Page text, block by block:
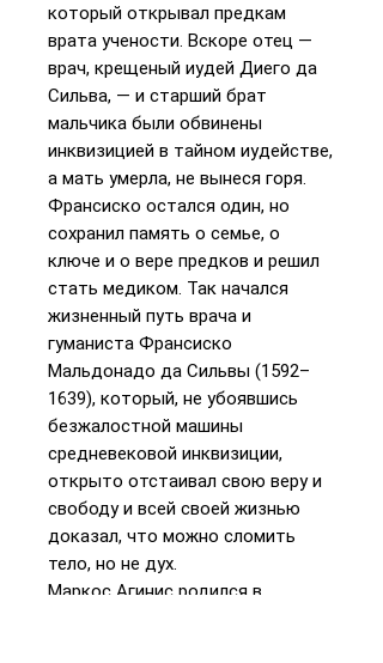
который открывал предкам
врата учености. Вскоре отец —
врач, крещеный иудей Диего да
Сильва, — и старший брат
мальчика были обвинены
инквизицией в тайном иудействе,
а мать умерла, не вынеся горя.
Франсиско остался один, но
сохранил память о семье, о
ключе и о вере предков и решил
стать медиком. Так начался
жизненный путь врача и
гуманиста Франсиско
Мальдонадо да Сильвы (1592–
1639), который, не убоявшись
безжалостной машины
средневековой инквизиции,
открыто отстаивал свою веру и
свободу и всей своей жизнью
доказал, что можно сломить
тело, но не дух.
Маркос Агинис родился в